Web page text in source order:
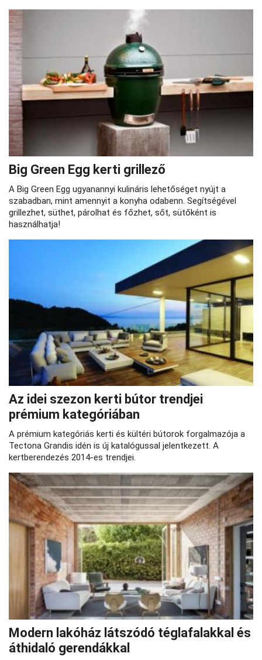
Big Green Egg kerti grillező
A Big Green Egg ugyanannyi kulináris lehetőséget nyújt a
szabadban, mint amennyit a konyha odabenn. Segítségével
grillezhet, süthet, párolhat és főzhet, sőt, sütőként is
használhatja!
Az idei szezon kerti bútor trendjei
prémium kategóriában
A prémium kategóriás kerti és kültéri bútorok forgalmazója a
Tectona Grandis idén is új katalógussal jelentkezett. A
kertberendezés 2014-es trendjei.
Modern lakóház látszódó téglafalakkal és
áthidaló gerendákkal